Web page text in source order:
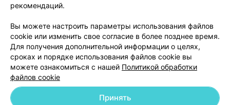
Обработка персональных данных
© 2026 ООО «Артокс Лаб», УНП 191700409 | 220012, Республика Беларусь,
рекомендаций.
Вы можете настроить параметры использования файлов
cookie или изменить свое согласие в более позднее время.
Для получения дополнительной информации о целях,
сроках и порядке использования файлов cookie вы
можете ознакомиться с нашей Политикой обработки
файлов cookie
Принять